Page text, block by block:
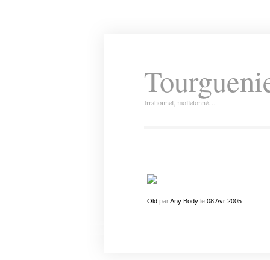
Irrationnel, molletonné…
OldparAny Bodyle 08 Avr 2005